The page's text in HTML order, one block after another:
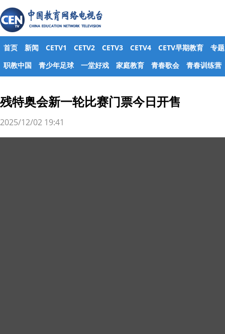
首页 新闻 CETV1 CETV2 CETV3 CETV4 CETV早期教育
专题
职教中国
青少年足球 一堂好戏 家庭教育 青春歌会 青春训练营
残特奥会新一轮比赛门票今日开售
2025/12/02 19:41